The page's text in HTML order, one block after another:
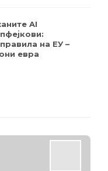
AI
на ЕУ –
евра